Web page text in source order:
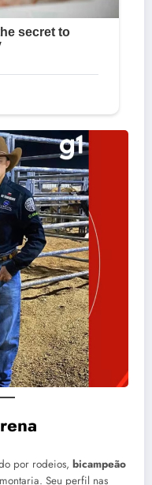
por rodeios, bicampeão
Seu perfil nas